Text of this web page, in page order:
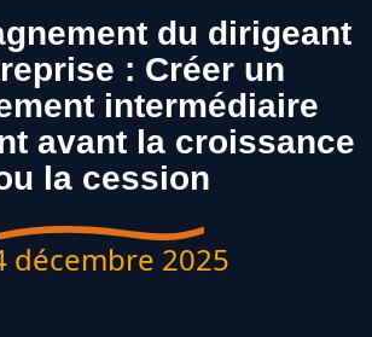
du dirigeant
: Créer un
intermédiaire
avant la croissance
la cession
décembre 2025